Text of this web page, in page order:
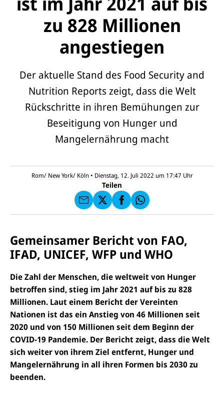
zu 828 Millionen
angestiegen
Der aktuelle Stand des Food Security and
Nutrition Reports zeigt, dass die Welt
Rückschritte in ihren Bemühungen zur
Beseitigung von Hunger und
Mangelernährung macht
Rom/ New York/ Köln• Dienstag, 12. Juli 2022 um 17:47 Uhr
Teilen
M
a
n
U
I
C
E
e
n
d
e
U
I
C
E
F
a
X
U
N
E
F
a
u
f
F
a
b
o
o
IC
E
F
uf
W
h
a
p
p
Gemeinsamer Bericht von FAO,
IFAD, UNICEF, WFP und WHO
Die Zahl der Menschen, die weltweit von Hunger
betroffen sind, stieg im Jahr 2021 auf bis zu 828
Millionen. Laut einem Bericht der Vereinten
Nationen ist das ein Anstieg von 46 Millionen seit
2020 und von 150 Millionen seit dem Beginn der
COVID-19 Pandemie. Der Bericht zeigt, dass die Welt
sich weiter von ihrem Ziel entfernt, Hunger und
Mangelernährung in all ihren Formen bis 2030 zu
beenden.